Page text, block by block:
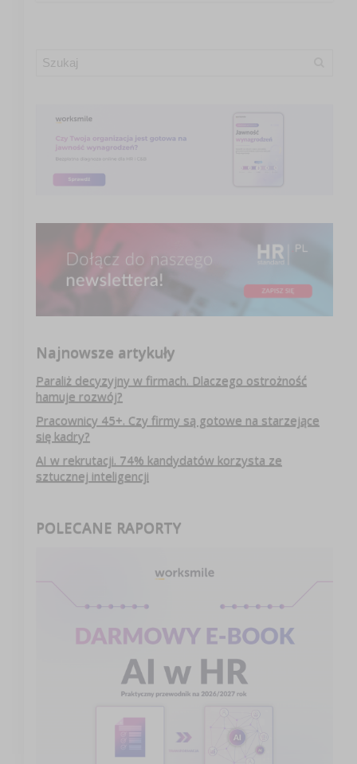
Najnowsze artykuły
Paraliż decyzyjny w firmach. Dlaczego ostrożność
hamuje rozwój?
Pracownicy 45+. Czy firmy są gotowe na starzejące
się kadry?
AI w rekrutacji. 74% kandydatów korzysta ze
sztucznej inteligencji
POLECANE RAPORTY